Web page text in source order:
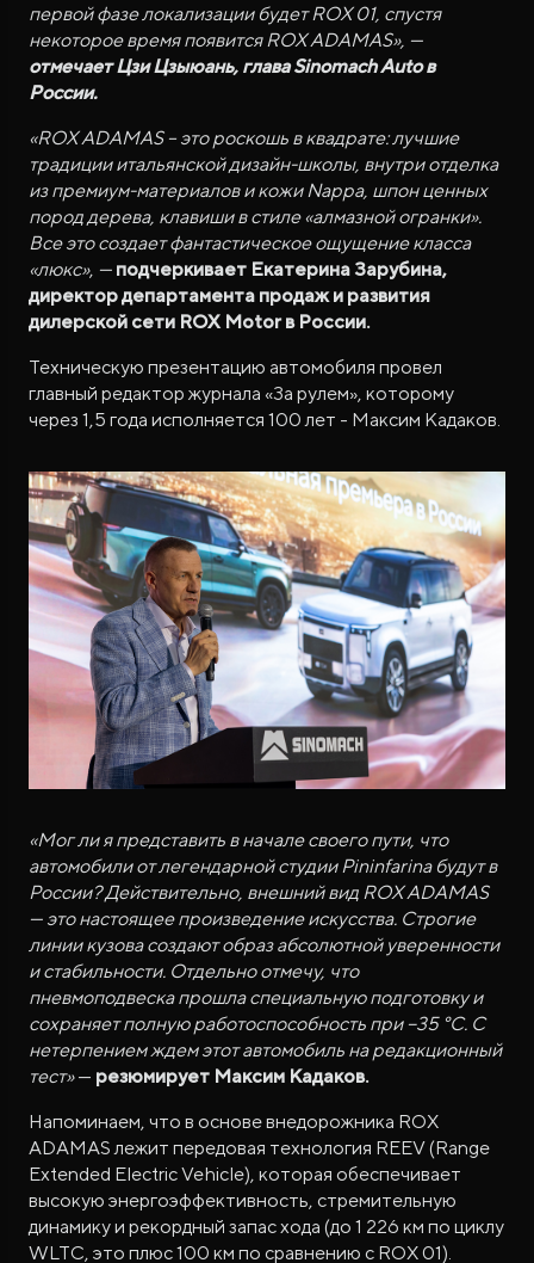
первой фазе локализации будет ROX 01, спустя
некоторое время появится ROX ADAMAS», —
отмечает Цзи Цзыюань, глава Sinomach Auto в
России.
«ROX ADAMAS – это роскошь в квадрате: лучшие
традиции итальянской дизайн-школы, внутри отделка
из премиум-материалов и кожи Nappa, шпон ценных
пород дерева, клавиши в стиле «алмазной огранки».
Все это создает фантастическое ощущение класса
«люкс», — подчеркивает Екатерина Зарубина,
директор департамента продаж и развития
дилерской сети ROX Motor в России.
Техническую презентацию автомобиля провел
главный редактор журнала «За рулем», которому
через 1,5 года исполняется 100 лет - Максим Кадаков.
«Мог ли я представить в начале своего пути, что
автомобили от легендарной студии Pininfarina будут в
России? Действительно, внешний вид ROX ADAMAS
— это настоящее произведение искусства. Строгие
линии кузова создают образ абсолютной уверенности
и стабильности. Отдельно отмечу, что
пневмоподвеска прошла специальную подготовку и
сохраняет полную работоспособность при −35 °C. С
нетерпением ждем этот автомобиль на редакционный
тест»— резюмирует Максим Кадаков.
Напоминаем, что в основе внедорожника ROX
ADAMAS лежит передовая технология REEV (Range
Extended Electric Vehicle), которая обеспечивает
высокую энергоэффективность, стремительную
динамику и рекордный запас хода (до 1 226 км по циклу
WLTC, это плюс 100 км по сравнению с ROX 01).